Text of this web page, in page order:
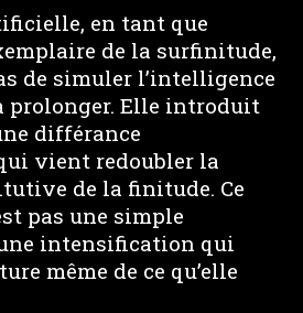
en tant que
de la surfinitude,
de simuler l’intelligence
prolonger. Elle introduit
différance
vient redoubler la
de la finitude. Ce
pas une simple
intensification qui
même de ce qu’elle